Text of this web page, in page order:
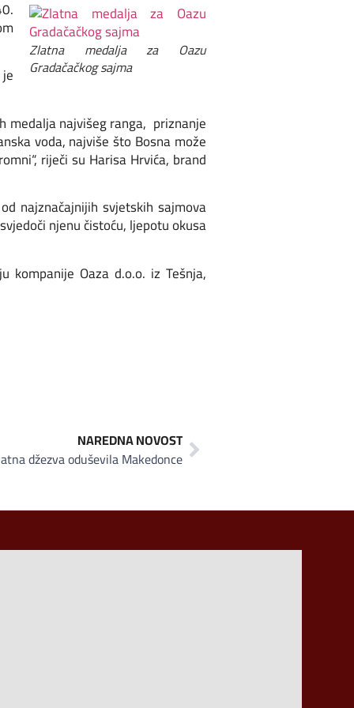
Zlatna medalja za Oazu
Gradačačkog sajma
medalja najvišeg ranga, priznanje
voda, najviše što Bosna može
riječi su Harisa Hrvića, brand
najznačajnijih svjetskih sajmova
njenu čistoću, ljepotu okusa
kompanije Oaza d.o.o. iz Tešnja,
NAREDNA NOVOST
džezva oduševila Makedonce